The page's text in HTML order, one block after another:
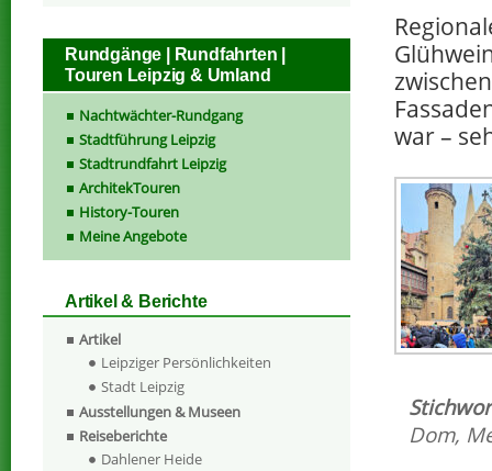
war –
Dom,
Rundgänge | Rundfahrten |
Touren Leipzig & Umland
Nachtwächter-Rundgang
Stadtführung Leipzig
Stadtrundfahrt Leipzig
ArchitekTouren
History-Touren
Meine Angebote
Artikel & Berichte
Artikel
Leipziger Persönlichkeiten
Stadt Leipzig
Ausstellungen & Museen
Reiseberichte
Dahlener Heide